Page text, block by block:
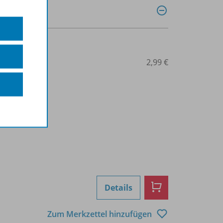
2,99 €
Details
Zum Merkzettel hinzufügen